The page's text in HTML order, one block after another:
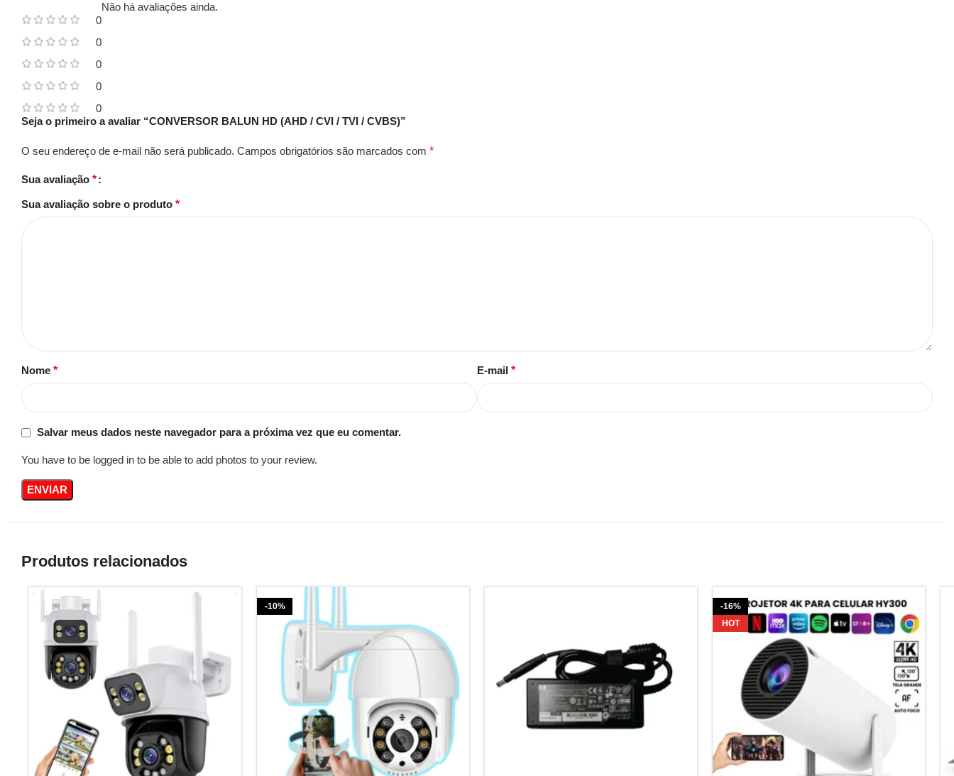
0
0
0
0
0
Não há avaliações ainda.
Seja o primeiro a avaliar “CONVERSOR BALUN HD (AHD / CVI / TVI / CVBS)”
O seu endereço de e-mail não será publicado. Campos obrigatórios são marcados com *
Sua avaliação *
Sua avaliação sobre o produto *
Nome * E-mail *
Salvar meus dados neste navegador para a próxima vez que eu comentar.
You have to be logged in to be able to add photos to your review.
Produtos relacionados
-10%
-16%
HOT